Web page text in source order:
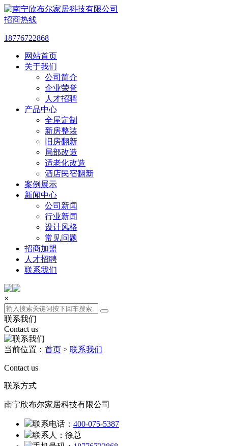
招商热线
18776722868
网站首页
关于我们
公司简介
企业荣誉
人才招聘
产品中心
全屋定制
新房整装
旧房翻新
局部改造
适老化改造
酒店民宿翻新
案例展示
新闻中心
公司新闻
行业新闻
设计风格
常见问题
招商加盟
人才招聘
联系我们
×
联系我们
Contact us
当前位置： 首页 > 联系我们
Contact us
联系方式
南宁欣布尔家居科技有限公司
联系电话： 400-075-5387
联系人：徐总